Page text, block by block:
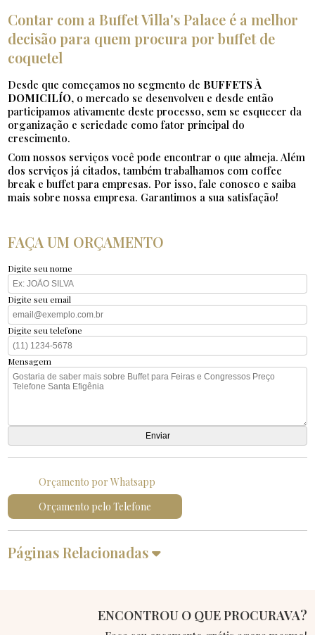
Contar com a Buffet Villa's Palace é a melhor
decisão para quem procura por buffet de
coquetel
Desde que começamos no segmento de BUFFETS À
DOMICILÍO, o mercado se desenvolveu e desde então
participamos ativamente deste processo, sem se esquecer da
organização e seriedade como fator principal do
crescimento.
Com nossos serviços você pode encontrar o que almeja. Além
dos serviços já citados, também trabalhamos com coffee
break e buffet para empresas. Por isso, fale conosco e saiba
mais sobre nossa empresa. Garantimos a sua satisfação!
FAÇA UM ORÇAMENTO
Digite seu nome
Digite seu email
Digite seu telefone
Mensagem
Orçamento por Whatsapp
Orçamento pelo Telefone
Páginas Relacionadas
ENCONTROU O QUE PROCURAVA?